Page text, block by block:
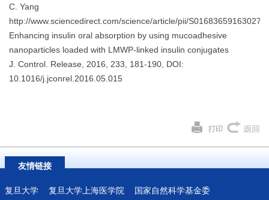
C. Yang
http://www.sciencedirect.com/science/article/pii/
Enhancing insulin oral absorption by using mucoadhesive
nanoparticles loaded with LMWP-linked insulin conjugates
J. Control. Release, 2016, 233, 181-190, DOI:
10.1016/j.jconrel.2016.05.015
友情链接
复旦大学 复旦大学上海医学院 国家自然科学基金委